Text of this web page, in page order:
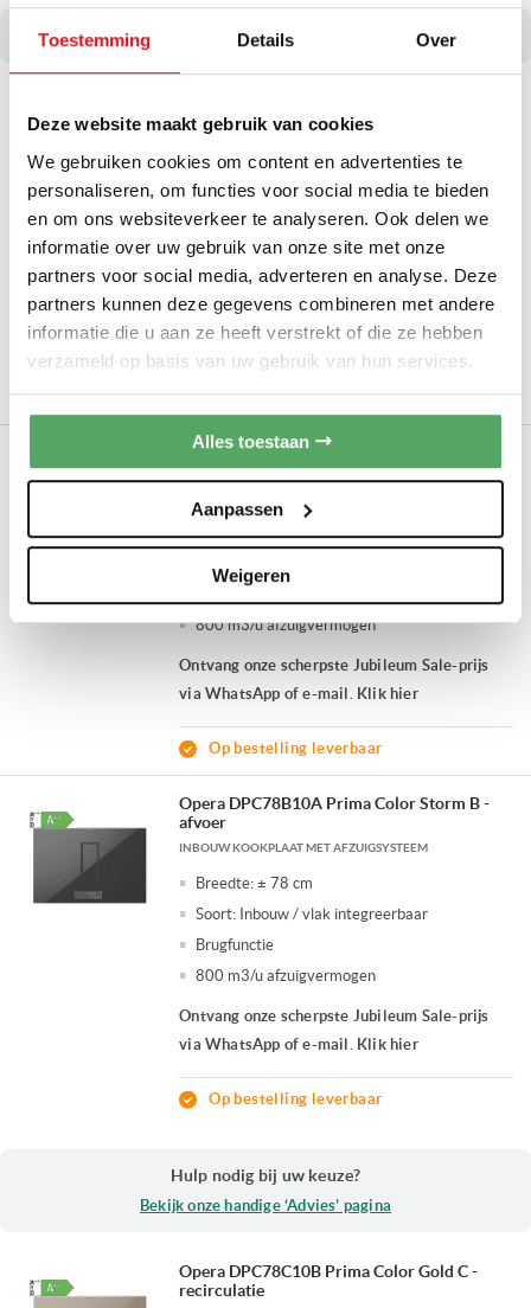
Toestemming Details Over
Deze website maakt gebruik van cookies
We gebruiken cookies om content en advertenties te
personaliseren, om functies voor social media te bieden
en om ons websiteverkeer te analyseren. Ook delen we
informatie over uw gebruik van onze site met onze
partners voor social media, adverteren en analyse. Deze
partners kunnen deze gegevens combineren met andere
informatie die u aan ze heeft verstrekt of die ze hebben
verzameld op basis van uw gebruik van hun services.
Alles toestaan
Aanpassen
Weigeren
Gratis levering van af € 150,-
afvoer
Breedte:
Soort: Inbouw / vlak integreerbaar
Brugfunctie
800 m3/u afzuigvermogen
Ontvang onze scherpste Jubileum Sale-prijs
via WhatsApp of e-mail. Klik hier
Op bestelling leverbaar
Opera DPC78B10G Prima Color Stone B -
afvoer
Breedte: ± 78 cm
800 m3/u afzuigvermogen
Ontvang onze scherpste Jubileum Sale-prijs
via WhatsApp of e-mail. Klik hier
Op bestelling leverbaar
Opera DPC78B10A Prima Color Storm B -
afvoer
INBOUW KOOKPLAAT MET AFZUIGSYSTEEM
Breedte: ± 78 cm
Soort: Inbouw / vlak integreerbaar
Brugfunctie
800 m3/u afzuigvermogen
Ontvang onze scherpste Jubileum Sale-prijs
via WhatsApp of e-mail. Klik hier
Op bestelling leverbaar
Hulp nodig bij uw keuze?
Bekijk onze handige ‘Advies’ pagina
Opera DPC78C10B Prima Color Gold C -
recirculatie